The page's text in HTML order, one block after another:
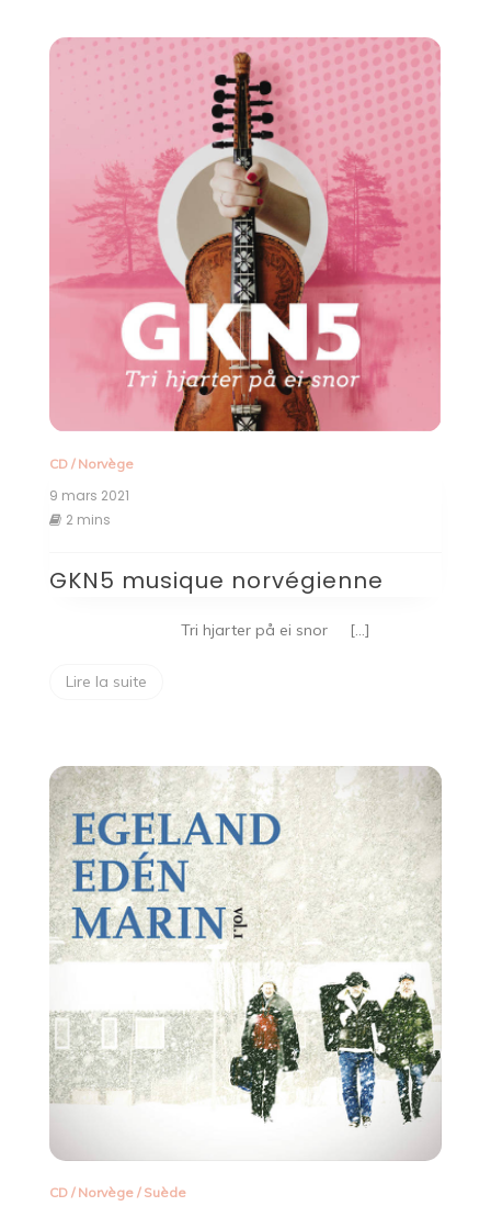
CD/ Norvège
9 mars 2021
2 mins
GKN5 musique norvégienne
Tri hjarter på ei snor […]
Lire la suite
CD/ Norvège/ Suède